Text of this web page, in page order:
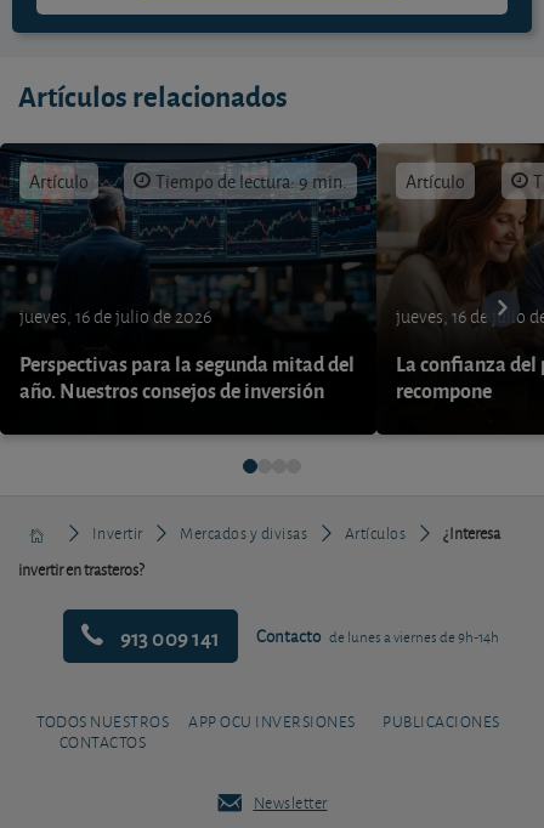
Artículos relacionados
Artículo Tiempo de lectura: 9 min.
jueves, 16 de julio de 2026
Perspectivas para la segunda mitad del
año. Nuestros consejos de inversión
Artículo
jueves, 16 de julio
La confianza del
recompone
Invertir Mercados y divisas Artículos
¿Interesa
invertir en trasteros?
913 009 141 Contacto de lunes a viernes de 9h-14h
TODOS NUESTROS
CONTACTOS
APP OCU INVERSIONES PUBLICACIONES
Newsletter